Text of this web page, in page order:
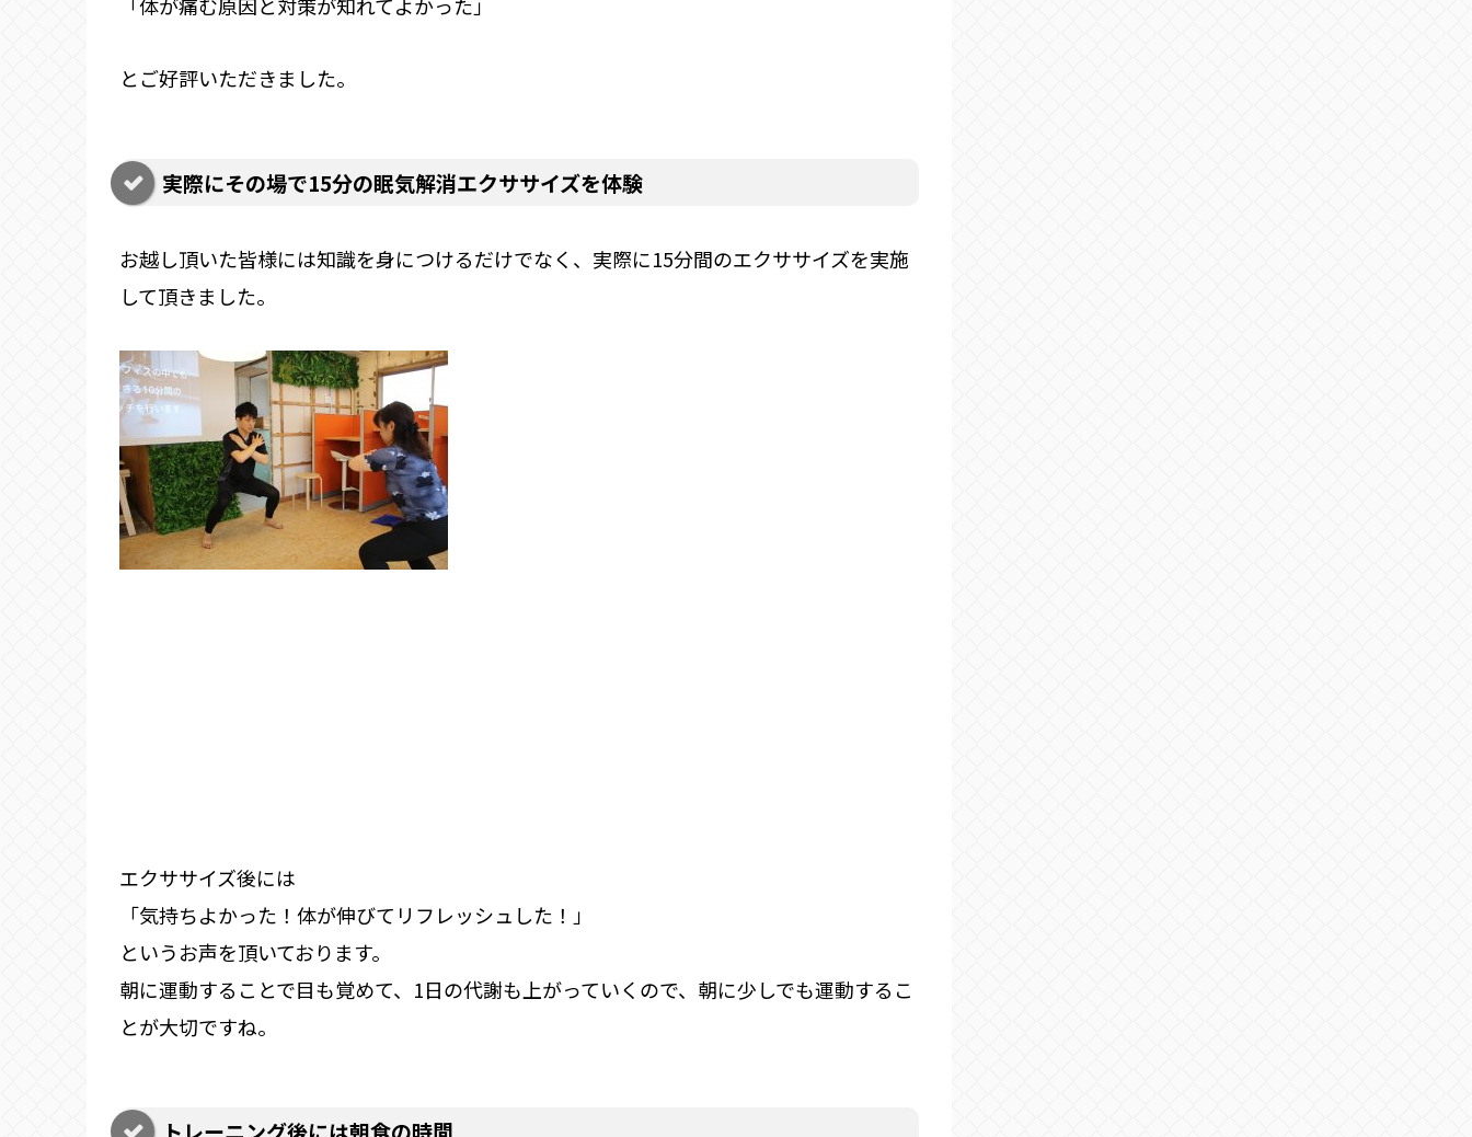
とご好評いただきました。
実際にその場で15分の眠気解消エクササイズを体験
お越し頂いた皆様には知識を身につけるだけでなく、実際に15分間のエクササイズを実施
して頂きました。
エクササイズ後には
「気持ちよかった！体が伸びてリフレッシュした！」
というお声を頂いております。
朝に運動することで目も覚めて、1日の代謝も上がっていくので、朝に少しでも運動するこ
とが大切ですね。